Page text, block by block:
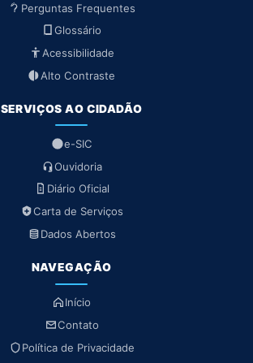
Perguntas Frequentes
Glossário
Acessibilidade
Alto Contraste
SERVIÇOS AO CIDADÃO
e-SIC
Ouvidoria
Diário Oficial
Carta de Serviços
Dados Abertos
NAVEGAÇÃO
Início
Contato
Política de Privacidade